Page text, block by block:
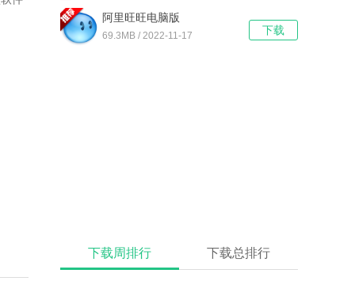
下载
阿里旺旺电脑版
69.3MB / 2022-11-17
下载周排行 下载总排行